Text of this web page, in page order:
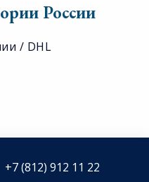
России
/ DHL
+7 (812) 912 11 22